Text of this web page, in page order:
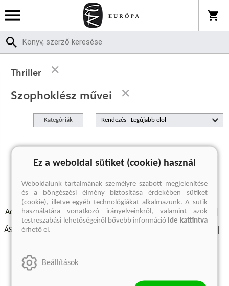
Thriller
Szophoklész művei
Kategóriák Rendezés
A keresett kifejezésre nincs találat
Adatvédelmi szabályzatok Elállási felmondási nyilatkozat
ÁSZF - Vásárlási feltételek
Szállítási információk
Ez a weboldal sütiket (cookie) használ
Weboldalunk tartalmának személyre szabott megjelenítése
és a böngészési élmény biztosítása érdekében sütiket
(cookie), illetve egyéb technológiákat alkalmazunk. A sütik
használatára vonatkozó irányelveinkről, valamint azok
testreszabási lehetőségeiről bővebb információide kattintva
érhető el.
Beállítások